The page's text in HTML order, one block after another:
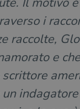
i
raccolte,
e
un